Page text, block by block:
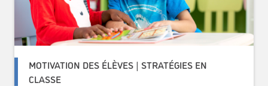
MOTIVATION DES ÉLÈVES | STRATÉGIES EN
CLASSE